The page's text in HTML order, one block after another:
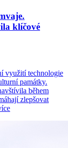
klíčové
využití technologie
památky.
během
zlepšovat